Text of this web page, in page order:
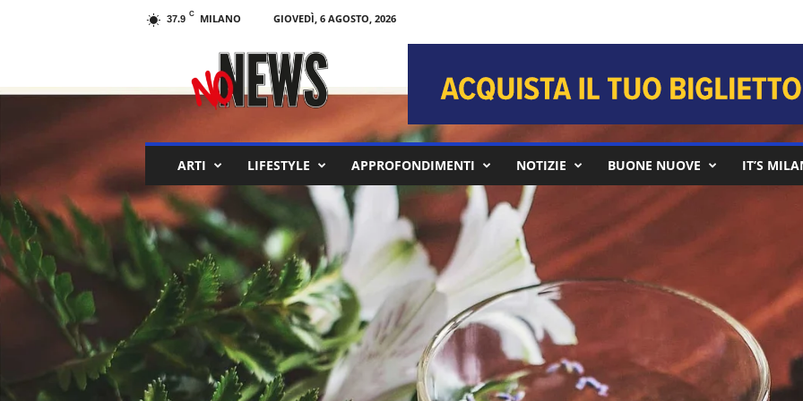
37.9 C MILANO
GIOVEDÌ, 6 AGOSTO, 2026
e
a
g
a
z
i
e
ARTI LIFESTYLE APPROFONDIMENTI NOTIZIE BUONE NUOVE IT’S